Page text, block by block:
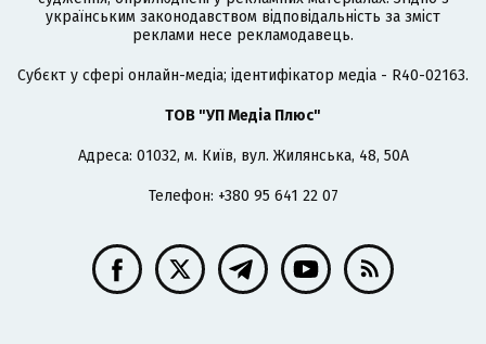
українським законодавством відповідальність за зміст
реклами несе рекламодавець.
Cубєкт у сфері онлайн-медіа; ідентифікатор медіа - R40-02163.
ТОВ "УП Медіа Плюс"
Адреса: 01032, м. Київ, вул. Жилянська, 48, 50А
Телефон: +380 95 641 22 07